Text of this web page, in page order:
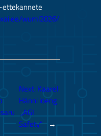
ettekannete
wuml2026/
Next:Kaarel
Hänni loeng
„AGI
Safety” →